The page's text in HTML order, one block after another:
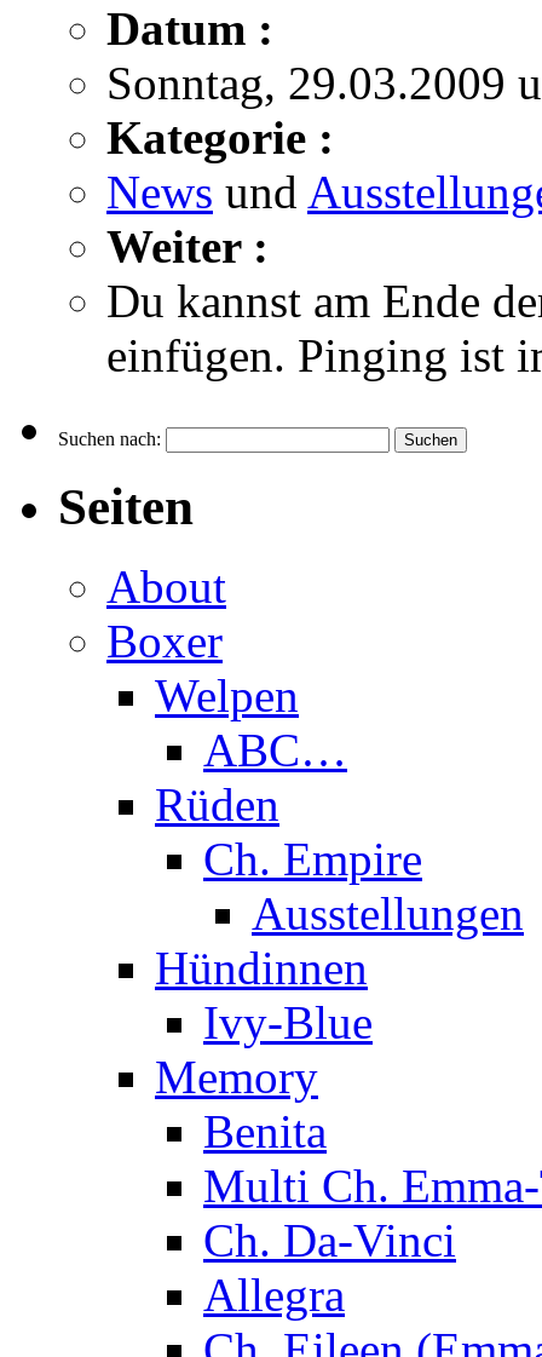
Datum :
Sonntag, 29.03.2009
Kategorie :
News und
Weiter :
Du kannst am Ende
einfügen. Pinging ist
Suchen nach:
Seiten
About
Boxer
Welpen
ABC…
Rüden
Ch. Empire
Ausstellungen
Hündinnen
Ivy-Blue
Memory
Benita
Multi Ch.
Ch. Da-Vinci
Allegra